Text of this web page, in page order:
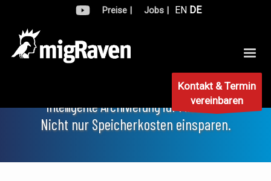
Preise | Jobs | EN DE
Kontakt & Termin
vereinbaren
Intelligente Archivierung für Fileserver
Nicht nur Speicherkosten einsparen.